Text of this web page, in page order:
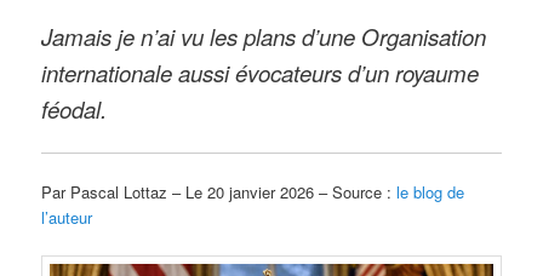
Jamais je n’ai vu les plans d’une Organisation
internationale aussi évocateurs d’un royaume
féodal.
Par Pascal Lottaz – Le 20 janvier 2026 – Source :le blog de
l’auteur